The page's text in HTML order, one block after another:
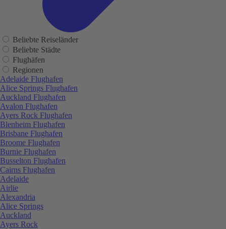
Beliebte Reiseländer
Beliebte Städte
Flughäfen
Regionen
Adelaide Flughafen
Alice Springs Flughafen
Auckland Flughafen
Avalon Flughafen
Ayers Rock Flughafen
Blenheim Flughafen
Brisbane Flughafen
Broome Flughafen
Burnie Flughafen
Busselton Flughafen
Cairns Flughafen
Adelaide
Airlie
Alexandria
Alice Springs
Auckland
Ayers Rock